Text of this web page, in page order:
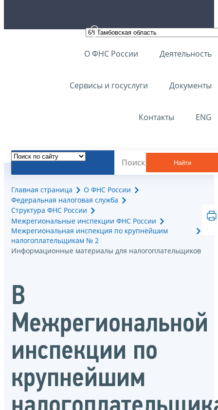
О ФНС России Деятельность
Сервисы и госуслуги Документы
Контакты ENG
Найти
Главная страница
О ФНС России
Федеральная налоговая служба
Структура ФНС России
Межрегиональные инспекции ФНС России
Межрегиональная инспекция по крупнейшим
налогоплательщикам № 2
Информационные материалы для налогоплательщиков
В
Межрегиональной
инспекции по
крупнейшим